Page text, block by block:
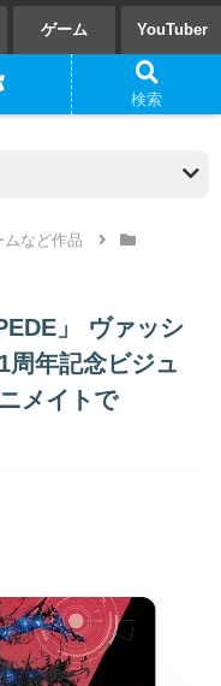
ゲーム YouTuber
など作品
」 ヴァッシ
周年記念ビジュ
メイトで
検索